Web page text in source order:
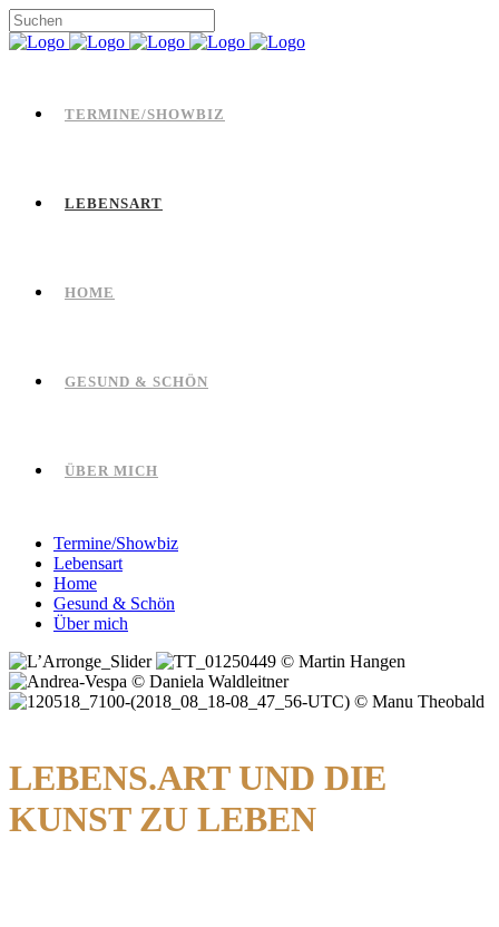
TERMINE/SHOWBIZ
LEBENSART
HOME
GESUND & SCHÖN
ÜBER MICH
Termine/Showbiz
Lebensart
Home
Gesund & Schön
Über mich
© Martin Hangen
© Daniela Waldleitner
© Manu Theobald
LEBENS.ART UND DIE
KUNST ZU LEBEN